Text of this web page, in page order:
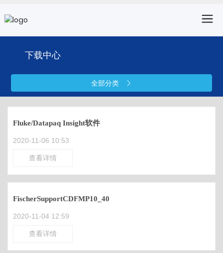
下载中心
全部分类
Fluke/Datapaq Insight软件
2020-11-06 10:53
查看详情
FischerSupportCDFMP10_40
2020-11-04 12:59
查看详情